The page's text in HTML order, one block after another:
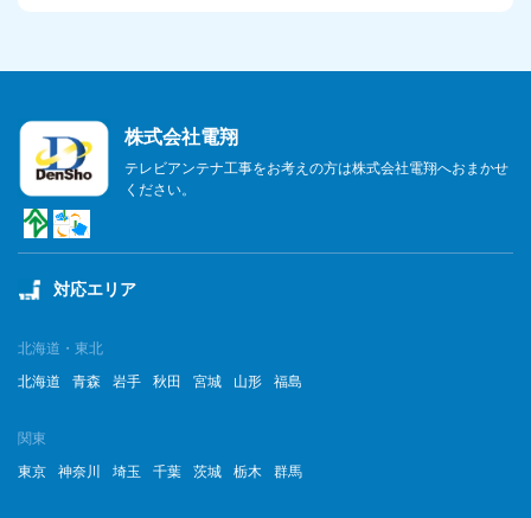
株式会社電翔
テレビアンテナ工事をお考えの方は株式会社電翔へおまかせ
ください。
対応エリア
北海道・東北
北海道
青森 岩手 秋田 宮城 山形 福島
関東
東京
神奈川 埼玉 千葉 茨城 栃木 群馬